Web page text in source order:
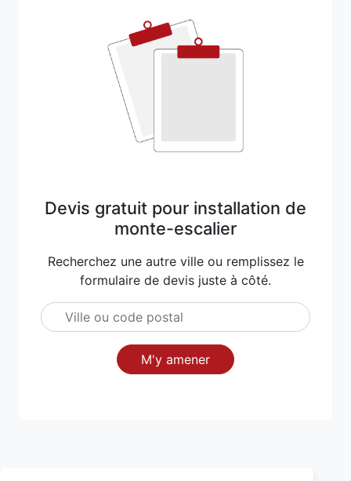
Devis gratuit pour installation de
monte-escalier
Recherchez une autre ville ou remplissez le
formulaire de devis juste à côté.
M'y amener